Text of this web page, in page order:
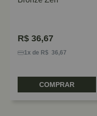
R$ 36,67
1x de R$ 36,67
COMPRAR